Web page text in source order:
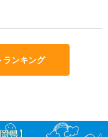
ランキング
県】